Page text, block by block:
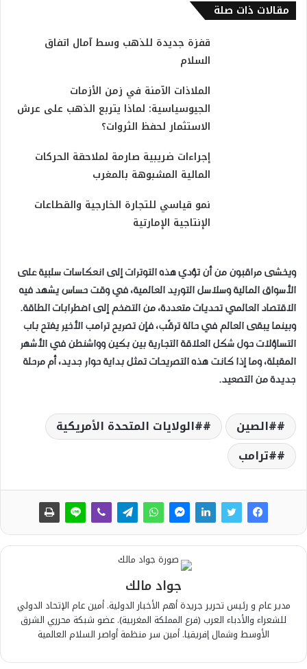
مقالات ذات صلة
قفزة جديدة للذهب وسط آمال اتفاق
السلام
الملاذات الآمنة في زمن الأزمات
الجيوسياسية: لماذا يتربع الذهب على عرش
الاستثمار لحفظ الثروات؟
إجراءات ضريبية صارمة لملاحقة الحركات
المالية المشبوهة بالمغرب
نمو قياسي للتجارة الخارجية والقطاعات
الإنتاجية الإمارتية
ويخشى مراقبون من أن تؤدي هذه التوترات إلى انعكاسات سلبية على
الأسواق المالية وسلاسل التوريد العالمية، في وقت حساس يشهد فيه
الاقتصاد العالمي تحديات متعددة، من التضخم إلى اضطرابات الطاقة.
وبينما يبقى العالم في حالة ترقّب، فإن تصريح ترامب الأخير يفتح باب
التساؤلات حول شكل العلاقة التجارية بين بكين وواشنطن في الأشهر
المقبلة، وما إذا كانت هذه التصريحات تمثل بداية حوار جديد، أم مرحلة
جديدة من التصعيد.
#الصين
#الولايات المتحدة الأمريكية
#ترامب
جواد مالك
مدير عام و رئيس تحرير جريدة أهم الأخبار الدولية. أمين عام الإتحاد الدولي
للشعراء والأدباء العرب (فرع المملكة المغربية). عضو شبكة محرري الشرق
الأوسط وشمال إفريقيا. أمين سر منظمة أواصر السلام العالمية